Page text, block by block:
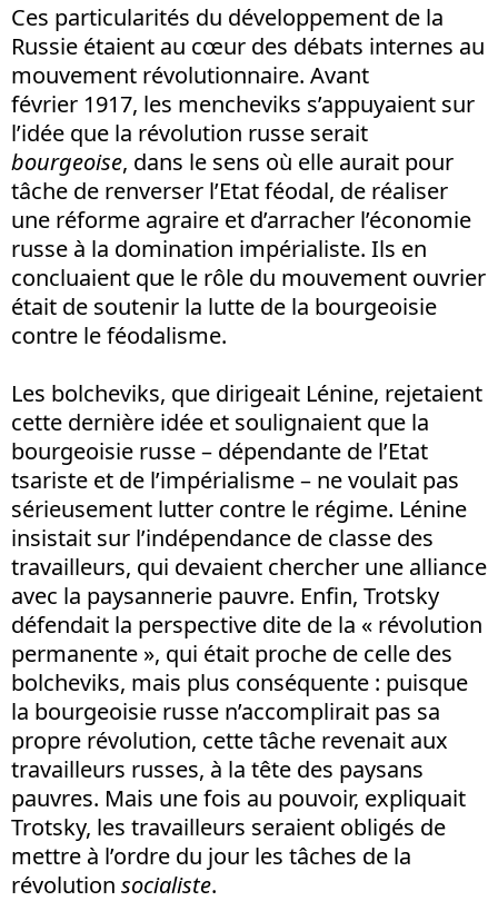
Ces particularités du développement de la
Russie étaient au cœur des débats internes au
mouvement révolutionnaire. Avant
février 1917, les mencheviks s’appuyaient sur
l’idée que la révolution russe serait
bourgeoise, dans le sens où elle aurait pour
tâche de renverser l’Etat féodal, de réaliser
une réforme agraire et d’arracher l’économie
russe à la domination impérialiste. Ils en
concluaient que le rôle du mouvement ouvrier
était de soutenir la lutte de la bourgeoisie
contre le féodalisme.
Les bolcheviks, que dirigeait Lénine, rejetaient
cette dernière idée et soulignaient que la
bourgeoisie russe – dépendante de l’Etat
tsariste et de l’impérialisme – ne voulait pas
sérieusement lutter contre le régime. Lénine
insistait sur l’indépendance de classe des
travailleurs, qui devaient chercher une alliance
avec la paysannerie pauvre. Enfin, Trotsky
défendait la perspective dite de la « révolution
permanente », qui était proche de celle des
bolcheviks, mais plus conséquente : puisque
la bourgeoisie russe n’accomplirait pas sa
propre révolution, cette tâche revenait aux
travailleurs russes, à la tête des paysans
pauvres. Mais une fois au pouvoir, expliquait
Trotsky, les travailleurs seraient obligés de
mettre à l’ordre du jour les tâches de la
révolution socialiste.